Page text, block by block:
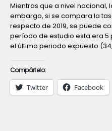
Mientras que a nivel nacional,
embargo, si se compara la
respecto de 2019, se puede
período de estudio esta era 5
el último periodo expuesto
Compártelo:
Twitter Facebook